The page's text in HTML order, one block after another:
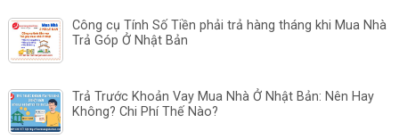
Công cụ Tính Số Tiền phải trả hàng tháng khi Mua Nhà
Trả Góp Ở Nhật Bản
Trả Trước Khoản Vay Mua Nhà Ở Nhật Bản: Nên Hay
Không? Chi Phí Thế Nào?